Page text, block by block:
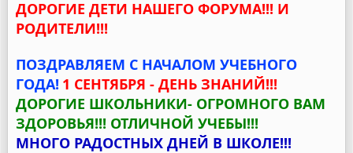
ДОРОГИЕ ДЕТИ НАШЕГО ФОРУМА!!! И
РОДИТЕЛИ!!!
ПОЗДРАВЛЯЕМ С НАЧАЛОМ УЧЕБНОГО
ГОДА! 1 СЕНТЯБРЯ - ДЕНЬ ЗНАНИЙ!!!
ДОРОГИЕ ШКОЛЬНИКИ- ОГРОМНОГО ВАМ
ЗДОРОВЬЯ!!! ОТЛИЧНОЙ УЧЕБЫ!!!
МНОГО РАДОСТНЫХ ДНЕЙ В ШКОЛЕ!!!